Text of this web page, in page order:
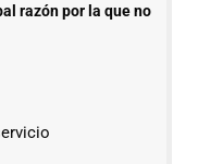
razón por la que no